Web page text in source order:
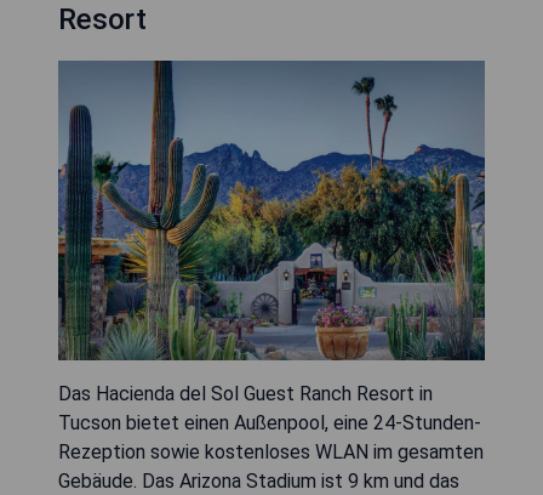
Resort
Das Hacienda del Sol Guest Ranch Resort in
Tucson bietet einen Außenpool, eine 24-Stunden-
Rezeption sowie kostenloses WLAN im gesamten
Gebäude. Das Arizona Stadium ist 9 km und das